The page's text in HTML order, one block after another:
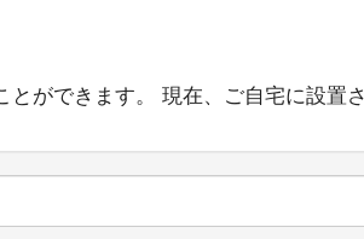
ができます。 現在、ご自宅に設置